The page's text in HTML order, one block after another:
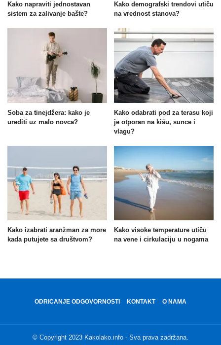
Kako napraviti jednostavan
sistem za zalivanje bašte?
Kako demografski trendovi utiču
na vrednost stanova?
Soba za tinejdžera: kako je
urediti uz malo novca?
Kako odabrati pod za terasu koji
je otporan na kišu, sunce i
vlagu?
Kako izabrati aranžman za more
kada putujete sa društvom?
Kako visoke temperature utiču
na vene i cirkulaciju u nogama
ODRICANJE ODGOVORNOSTI KONTAKT O NAMA
© Copyright 2023 Kakolako.info - Sva prava zadržana.